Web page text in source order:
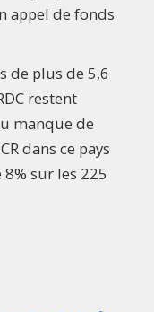
appel de fonds
de plus de 5,6
restent
manque de
dans ce pays
sur les 225